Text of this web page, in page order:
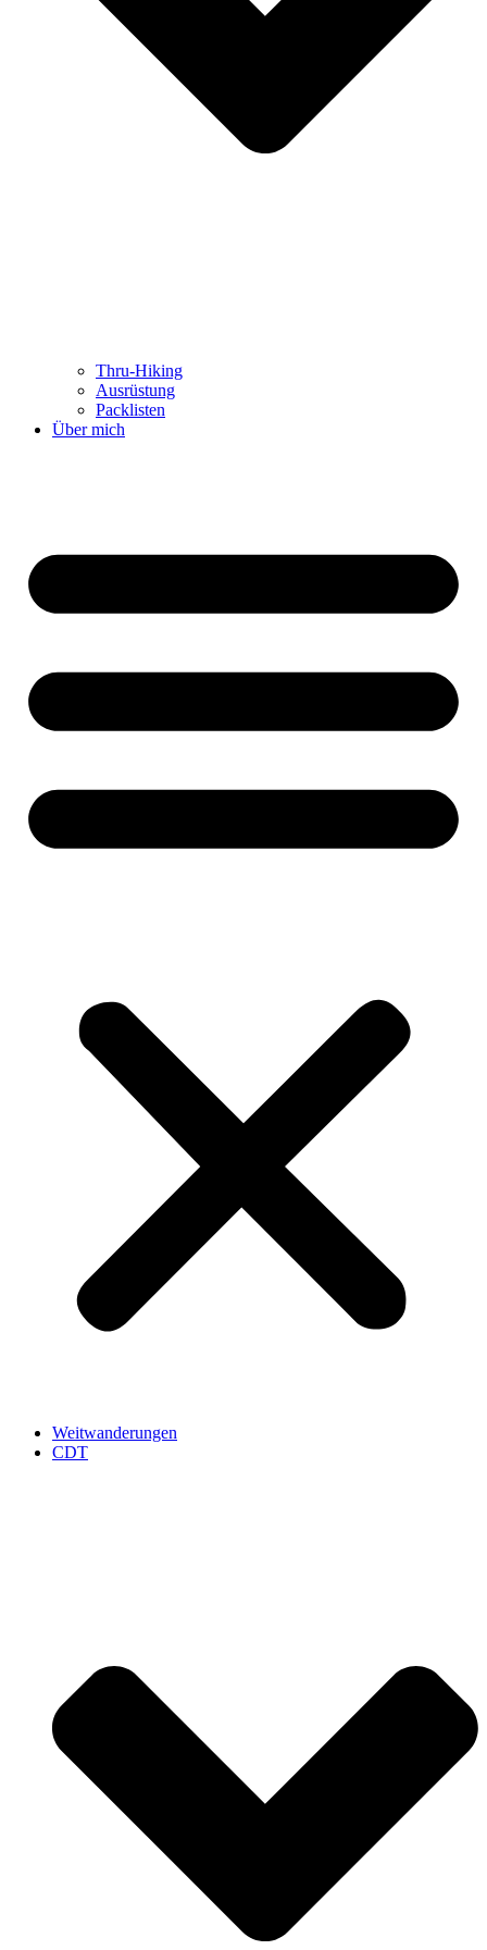
Thru-Hiking
Ausrüstung
Packlisten
Über mich
Weitwanderungen
CDT